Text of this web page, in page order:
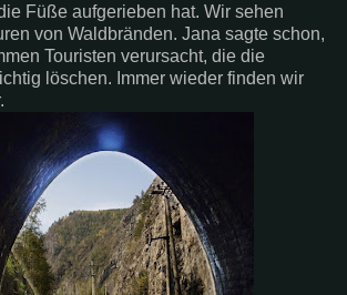
Füße aufgerieben hat. Wir sehen
von Waldbränden. Jana sagte schon,
Touristen verursacht, die die
löschen. Immer wieder finden wir